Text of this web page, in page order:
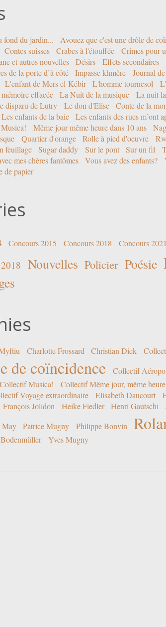
fond du jardin... Avouez que c'est une drôle de
Contes suisses Crabes à l'étouffée Crimes pour
et autres nouvelles Désirs Effets secondaires
de la porte d’à côté Impasse khmère Journal
L'enfant de Mers el-Kébir L'homme tournesol
effacée La Nuit de la musique
La nuit
disparu de Lutry Le don d'Elise - Conte de la
Les enfants de la baie
Les enfants des rues m’ont
Musica! Même jour même heure dans 10 ans
Quartier d'orange Rolle à pied d'oeuvre
feuillage Sugar daddy Sur le pont Sur un fil
mes chères fantômes Vous avez des enfants?
de papier
Concours 2015 Concours 2018 Concours 2021
Nouvelles Policier Poésie
Charlotte Frossard Christian Dick
de coïncidence Collectif
Collectif Musica! Collectif Même jour, même
Voyage extraordinaire Elisabeth Daucourt
François Jolidon Heike Fiedler Henri Gautschi
Patrice Mugny Philippe Bonvin
Yves Mugny